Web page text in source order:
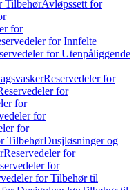
TilbehørAvløpssett for
for
for Innfelte
for Utenpåliggende
Reservedeler for
for
for
for
for
TilbehørDusjløsninger og
Reservedeler for
for
for Tilbehør til